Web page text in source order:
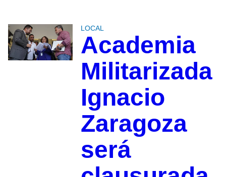
LOCAL
Academia
Militarizada
Ignacio
Zaragoza
será